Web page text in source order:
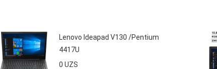
Lenovo Ideapad V130 /Pentium
4417U
0 UZS